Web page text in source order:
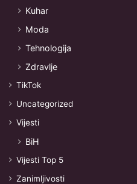
Kuhar
Moda
Tehnologija
Zdravlje
TikTok
Uncategorized
Vijesti
BiH
Vijesti Top 5
Zanimljivosti